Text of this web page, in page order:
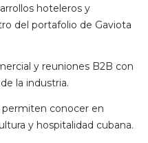
hoteleros y
del portafolio de Gaviota
y reuniones B2B con
la industria.
permiten conocer en
y hospitalidad cubana.